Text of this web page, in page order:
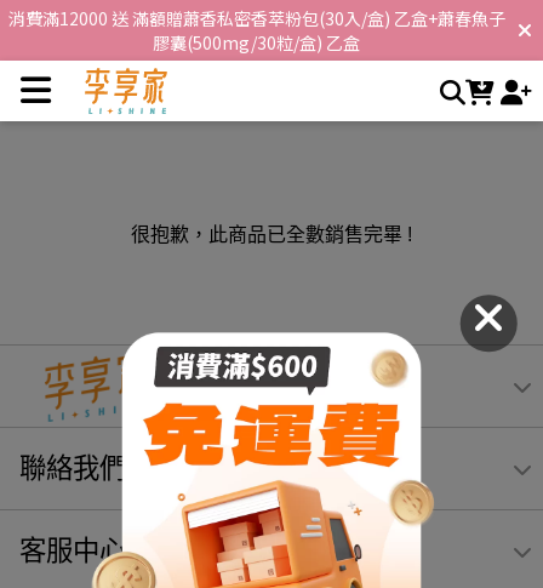
李享家｜韓國人氣熱銷｜小粉水｜MAXCUT｜花媽｜王思佳 |
李享家，閃耀你的生活
消費滿12000 送 滿額贈蕭香私密香萃粉包(30入/盒) 乙盒+蕭春魚子
膠囊(500mg/30粒/盒) 乙盒
首購消費滿600享免運，消費滿3000再享折扣$100 !
很抱歉，此商品已全數銷售完畢 !
聯絡我們
客服中心